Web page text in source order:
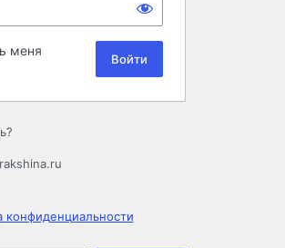
меня
конфиденциальности